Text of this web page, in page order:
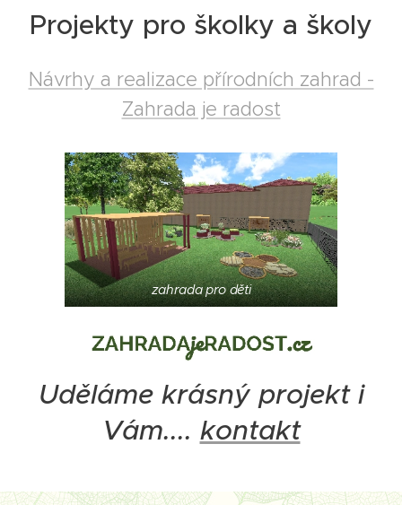
Projekty pro školky a školy
Návrhy a realizace přírodních zahrad -
Zahrada je radost
zahrada pro děti
Uděláme krásný projekt i
Vám.... kontakt